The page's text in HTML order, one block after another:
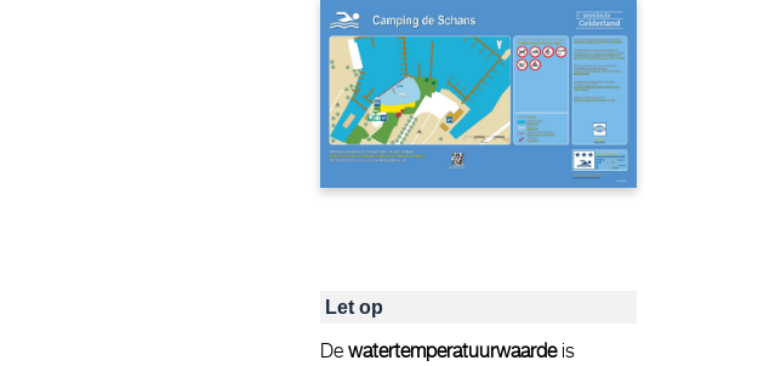
Let op
De watertemperatuurwaardeis